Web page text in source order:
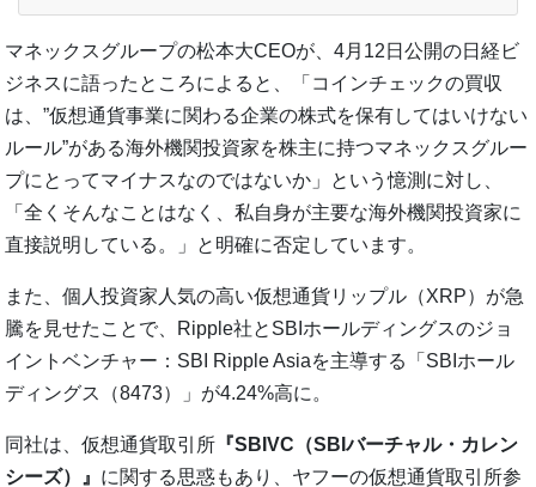
マネックスグループの松本大CEOが、4月12日公開の日経ビ
ジネスに語ったところによると、「コインチェックの買収
は、”仮想通貨事業に関わる企業の株式を保有してはいけない
ルール”がある海外機関投資家を株主に持つマネックスグルー
プにとってマイナスなのではないか」という憶測に対し、
「全くそんなことはなく、私自身が主要な海外機関投資家に
直接説明している。」と明確に否定しています。
また、個人投資家人気の高い仮想通貨リップル（XRP）が急
騰を見せたことで、Ripple社とSBIホールディングスのジョ
イントベンチャー：SBI Ripple Asiaを主導する「SBIホール
ディングス（8473）」が4.24%高に。
同社は、仮想通貨取引所 『SBIVC（SBIバーチャル・カレン
シーズ）』 に関する思惑もあり、ヤフーの仮想通貨取引所参